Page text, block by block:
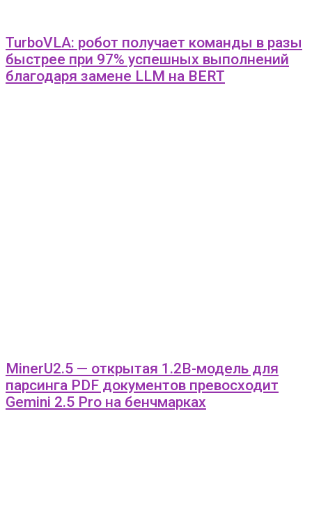
TurboVLA: робот получает команды в разы
быстрее при 97% успешных выполнений
благодаря замене LLM на BERT
MinerU2.5 — открытая 1.2B-модель для
парсинга PDF документов превосходит
Gemini 2.5 Pro на бенчмарках